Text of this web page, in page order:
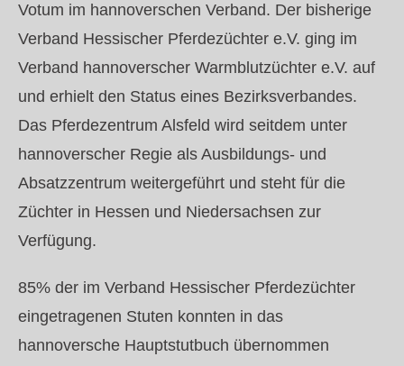
Votum im hannoverschen Verband. Der bisherige
Verband Hessischer Pferdezüchter e.V. ging im
Verband hannoverscher Warmblutzüchter e.V. auf
und erhielt den Status eines Bezirksverbandes.
Das Pferdezentrum Alsfeld wird seitdem unter
hannoverscher Regie als Ausbildungs- und
Absatzzentrum weitergeführt und steht für die
Züchter in Hessen und Niedersachsen zur
Verfügung.
85% der im Verband Hessischer Pferdezüchter
eingetragenen Stuten konnten in das
hannoversche Hauptstutbuch übernommen